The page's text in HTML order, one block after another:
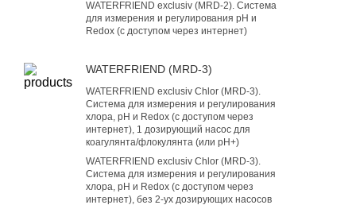
WATERFRIEND exclusiv (MRD-2). Система
для измерения и регулирования pH и
Redox (с доступом через интернет)
WATERFRIEND (MRD-3)
WATERFRIEND exclusiv Chlor (MRD-3).
Система для измерения и регулирования
хлора, pH и Redox (с доступом через
интернет), 1 дозирующий насос для
коагулянта/флокулянта (или pH+)
WATERFRIEND exclusiv Chlor (MRD-3).
Система для измерения и регулирования
хлора, pH и Redox (с доступом через
интернет), без 2-ух дозирующих насосов